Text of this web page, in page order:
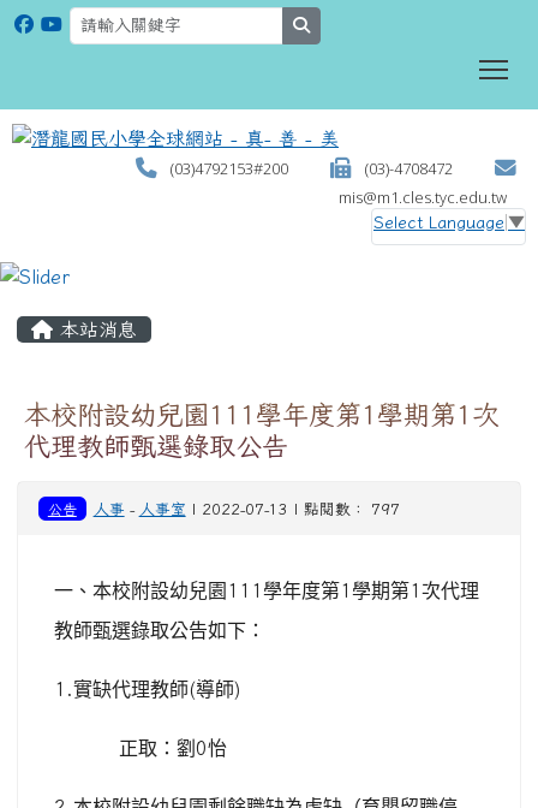
(03)4792153#200
(03)-4708472
mis@m1.cles.tyc.edu.tw
Select Language ▼
本站消息
本校附設幼兒園111學年度第1學期第1次
代理教師甄選錄取公告
公告 人事 - 人事室 | 2022-07-13 | 點閱數： 797
一、本校附設幼兒園 111 學年度第1 學期第1 次代理
教師甄選錄取公告如下：
1.實缺代理教師(導師)
正取：劉 0怡